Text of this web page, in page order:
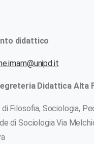
didattico
Didattica Alta
Filosofia, Sociologia,
di Sociologia Via
CONFERENZE